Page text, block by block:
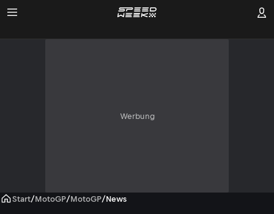
Werbung
Start/MotoGP/MotoGP/News